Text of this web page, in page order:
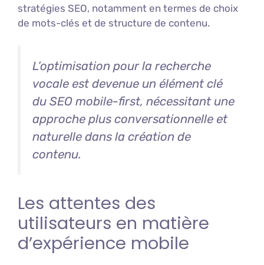
stratégies SEO, notamment en termes de choix
de mots-clés et de structure de contenu.
L’optimisation pour la recherche
vocale est devenue un élément clé
du SEO mobile-first, nécessitant une
approche plus conversationnelle et
naturelle dans la création de
contenu.
Les attentes des
utilisateurs en matière
d’expérience mobile